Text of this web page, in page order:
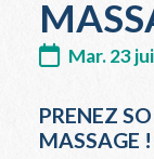
Mar. 23
PRENEZ
MASSAGE !